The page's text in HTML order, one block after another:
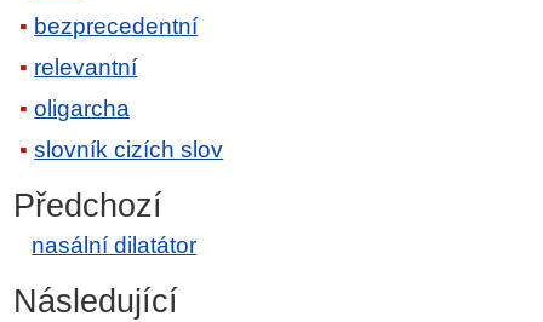
bezprecedentní
relevantní
oligarcha
slovník cizích slov
Předchozí
nasální dilatátor
Následující